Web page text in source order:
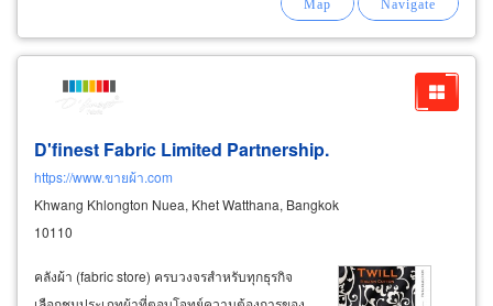
D'finest Fabric Limited Partnership.
https://www.ขายผ้า.com
Khwang Khlongton Nuea, Khet Watthana, Bangkok
10110
คลังผ้า (fabric store) ครบวงจรสำหรับทุกธุรกิจ